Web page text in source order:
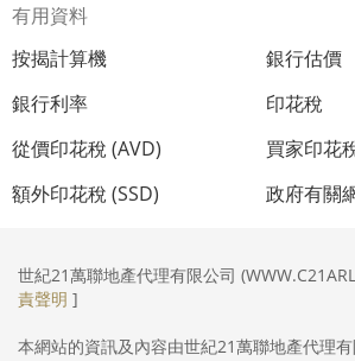
有用資料
按揭計算機
銀行估價
銀行利率
印花稅
從價印花稅 (AVD)
買家印花
額外印花稅 (SSD)
政府有關
世紀21萬聯地產代理有限公司
責聲明 ]
本網站的資訊及內容由世紀21萬聯地產代理